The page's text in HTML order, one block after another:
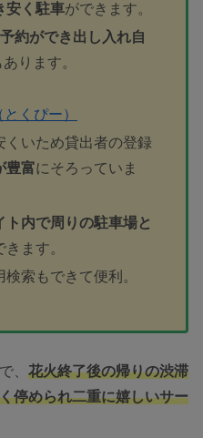
安く駐車ができます。
約ができ出し入れ自
ります。
くぴー）
くいため貸出者の登録
豊富にそろっていま
内で周りの駐車場と
ます。
索もできて便利。
、 花火終了後の帰りの渋滞
停められ二重に嬉しいサー